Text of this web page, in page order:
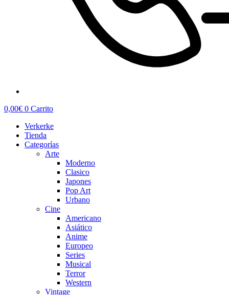
0,00€ 0 Carrito
Verkerke
Tienda
Categorías
Arte
Moderno
Clasico
Japones
Pop Art
Urbano
Cine
Americano
Asiático
Anime
Europeo
Series
Musical
Terror
Western
Vintage